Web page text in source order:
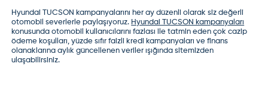
Hyundai TUCSON kampanyalarını her ay düzenli olarak siz değerli
otomobil severlerle paylaşıyoruz. Hyundai TUCSON kampanyaları
konusunda otomobil kullanıcılarını fazlası ile tatmin eden çok cazip
ödeme koşulları, yüzde sıfır faizli kredi kampanyaları ve finans
olanaklarına aylık güncellenen veriler ışığında sitemizden
ulaşabilirsiniz.